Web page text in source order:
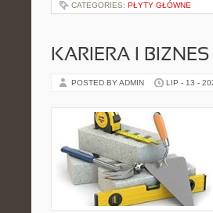
CATEGORIES: PŁYTY GŁÓWNE
KARIERA I
POSTED BY ADMIN LIP - 13 -